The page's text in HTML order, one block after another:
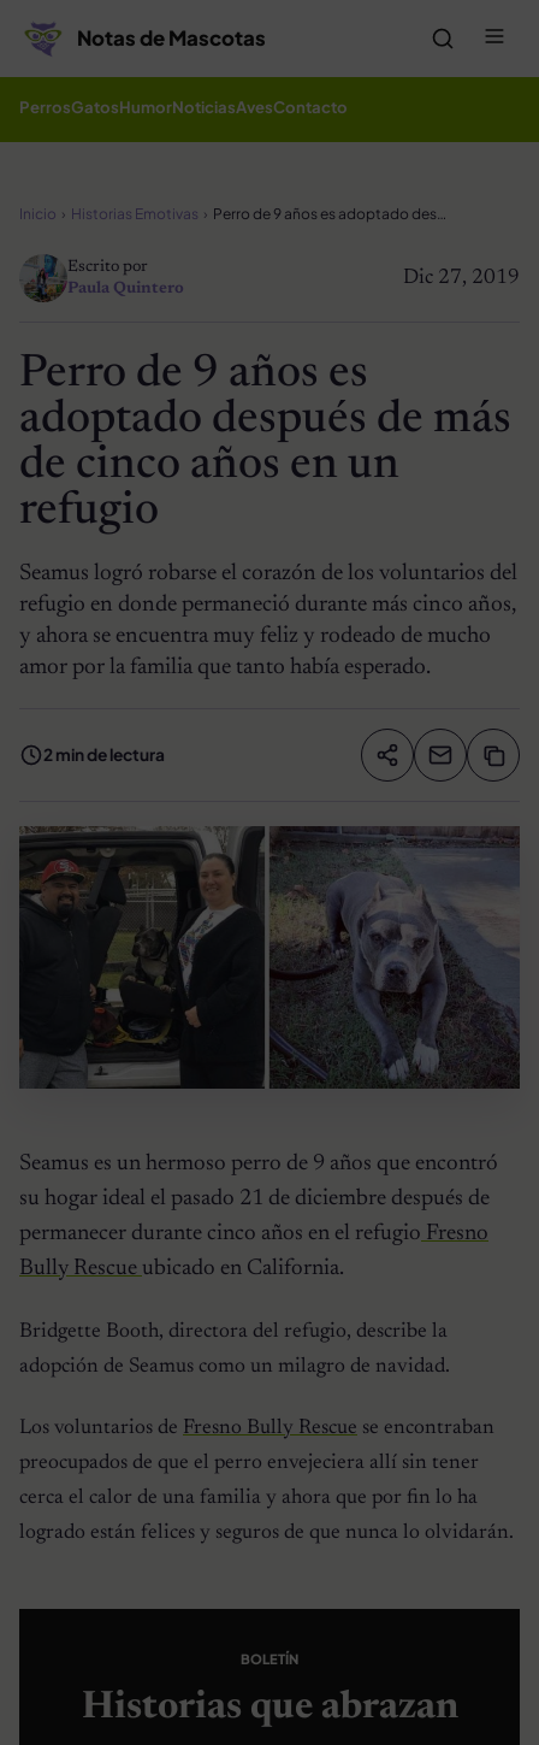
Notas de Mascotas
PerrosGatosHumorNoticiasAvesContacto
Inicio Historias Emotivas Perro de 9 años es adoptado después de más de cinco años en un refugio
Dic 27, 2019
Escrito por
Paula Quintero
Perro de 9 años es
adoptado después de más
de cinco años en un
refugio
Seamus logró robarse el corazón de los voluntarios del
refugio en donde permaneció durante más cinco años,
y ahora se encuentra muy feliz y rodeado de mucho
amor por la familia que tanto había esperado.
2 min de lectura Compartir
Seamus es un hermoso perro de 9 años que encontró
su hogar ideal el pasado 21 de diciembre después de
permanecer durante cinco años en el refugio Fresno
Bully Rescue ubicado en California.
Bridgette Booth, directora del refugio, describe la
adopción de Seamus como un milagro de navidad.
Los voluntarios de Fresno Bully Rescue se encontraban
preocupados de que el perro envejeciera allí sin tener
cerca el calor de una familia y ahora que por fin lo ha
logrado están felices y seguros de que nunca lo olvidarán.
BOLETÍN
Historias que abrazan